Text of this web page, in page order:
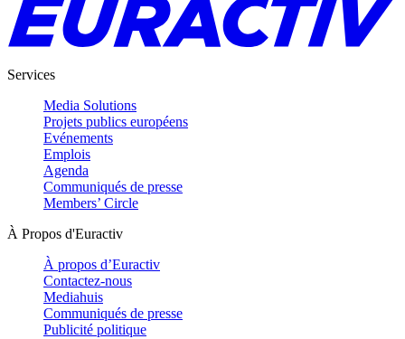
Services
Media Solutions
Projets publics européens
Evénements
Emplois
Agenda
Communiqués de presse
Members’ Circle
À Propos d'Euractiv
À propos d’Euractiv
Contactez-nous
Mediahuis
Communiqués de presse
Publicité politique